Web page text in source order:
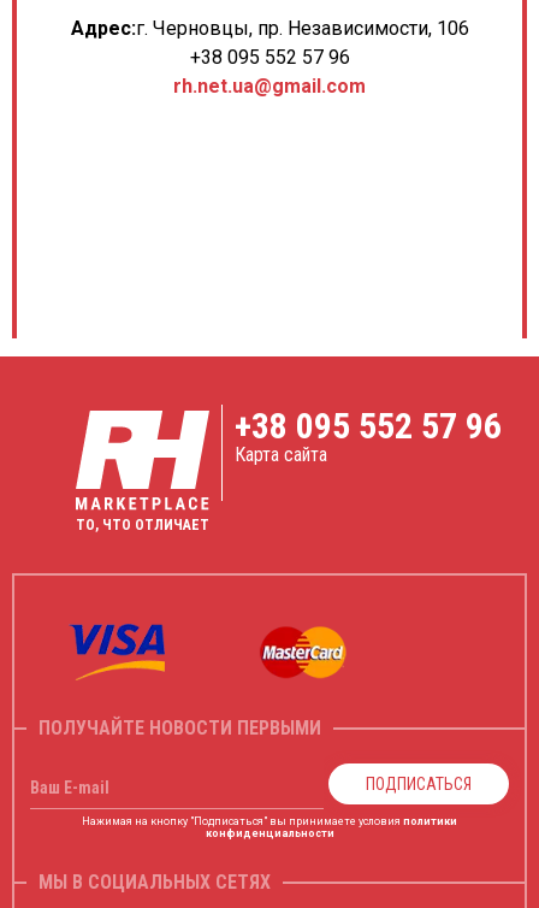
Адрес:г. Черновцы, пр. Независимости, 106
+38 095 552 57 96
rh.net.ua@gmail.com
ТО, ЧТО ОТЛИЧАЕТ
+38 095 552 57 96
Карта сайта
ПОЛУЧАЙТЕ НОВОСТИ ПЕРВЫМИ
Ваш E-mail ПОДПИСАТЬСЯ
Нажимая на кнопку "Подписаться" вы принимаете условия политики
конфиденциальности
МЫ В СОЦИАЛЬНЫХ СЕТЯХ